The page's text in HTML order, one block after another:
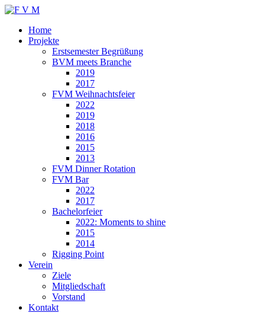
Zum
springenHome
Projekte
Erstsemester Begrüßung
BVM meets Branche
2019
2017
FVM Weihnachtsfeier
2022
2019
2018
2016
2015
2013
FVM Dinner Rotation
FVM Bar
2022
2017
Bachelorfeier
2022: Moments to shine
2015
2014
Rigging Point
Verein
Ziele
Mitgliedschaft
Vorstand
Kontakt